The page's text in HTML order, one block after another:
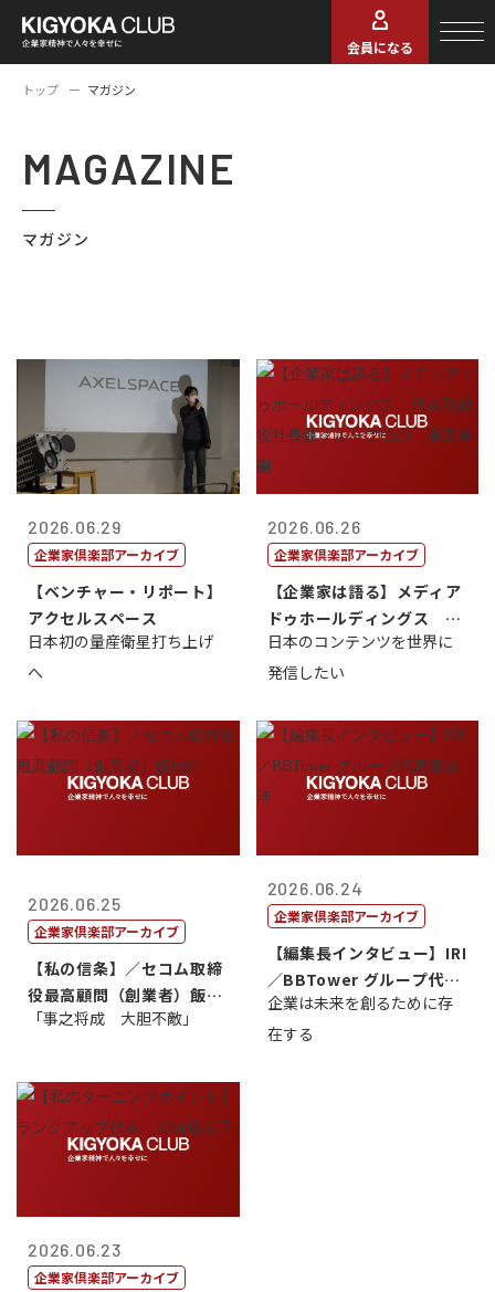
会員になる
トップ マガジン
MAGAZINE
マガジン
2026.06.29
企業家倶楽部アーカイブ
【ベンチャー・リポート】
アクセルスペース
日本初の量産衛星打ち上げ
へ
2026.06.26
企業家倶楽部アーカイブ
【企業家は語る】メディア
ドゥホールディングス 代
表取締役社長...
日本のコンテンツを世界に
発信したい
2026.06.25
企業家倶楽部アーカイブ
【私の信条】／セコム取締
役最高顧問（創業者）飯田
亮
「事之将成 大胆不敵」
2026.06.24
企業家倶楽部アーカイブ
【編集長インタビュー】IRI
／BBTower グループ代表
藤...
企業は未来を創るために存
在する
2026.06.23
企業家倶楽部アーカイブ